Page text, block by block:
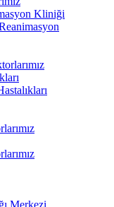
Kliniği
Merkezi